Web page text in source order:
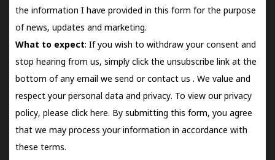
the information I have provided in this form for the purpose
of news, updates and marketing.
What to expect: If you wish to withdraw your consent and
stop hearing from us, simply click the unsubscribe link at the
bottom of any email we send orcontact us . We value and
respect your personal data and privacy. To view our privacy
policy, please click here. By submitting this form, you agree
that we may process your information in accordance with
these terms.